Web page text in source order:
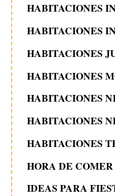
HABITACIONES
HABITACIONES
HABITACIONES
HABITACIONES
HABITACIONES
HABITACIONES
HABITACIONES
HORA DE
IDEAS PARA